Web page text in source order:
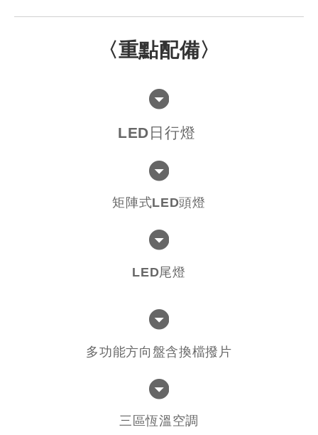
〈重點配備〉
LED日行燈
矩陣式LED頭燈
LED尾燈
多功能方向盤含換檔撥片
三區恆溫空調